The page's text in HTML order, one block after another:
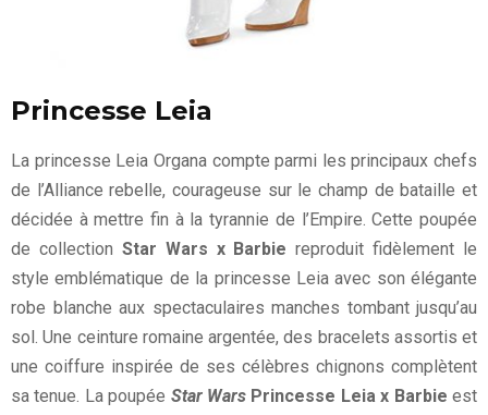
Princesse Leia
La princesse Leia Organa compte parmi les principaux chefs
de l’Alliance rebelle, courageuse sur le champ de bataille et
décidée à mettre fin à la tyrannie de l’Empire. Cette poupée
de collection Star Wars x Barbie reproduit fidèlement le
style emblématique de la princesse Leia avec son élégante
robe blanche aux spectaculaires manches tombant jusqu’au
sol. Une ceinture romaine argentée, des bracelets assortis et
une coiffure inspirée de ses célèbres chignons complètent
sa tenue. La poupée Star Wars Princesse Leia x Barbie est